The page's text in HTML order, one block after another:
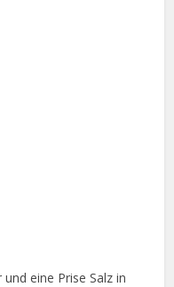
eine Prise Salz in